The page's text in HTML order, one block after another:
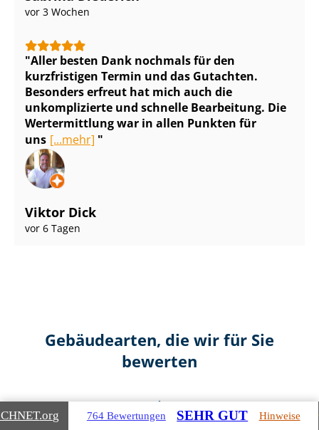
vor 3 Wochen
Aller besten Dank nochmals für den
kurzfristigen Termin und das Gutachten.
Besonders erfreut hat mich auch die
unkomplizierte und schnelle Bearbeitung. Die
Wertermittlung war in allen Punkten für
uns [...mehr]
Viktor Dick
vor 6 Tagen
Gebäudearten, die wir für Sie
bewerten
.org 764 Bewertungen SEHR GUT Hinweise